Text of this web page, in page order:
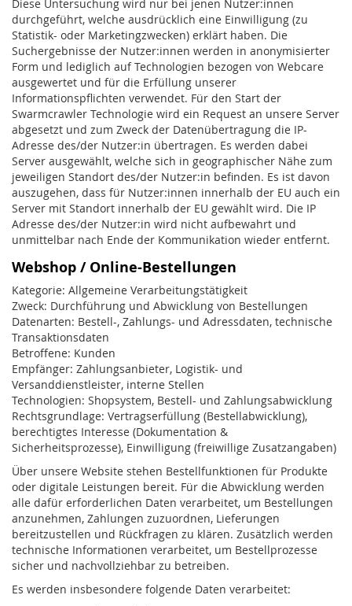
Diese Untersuchung wird nur bei jenen Nutzer:innen
durchgeführt, welche ausdrücklich eine Einwilligung (zu
Statistik- oder Marketingzwecken) erklärt haben. Die
Suchergebnisse der Nutzer:innen werden in anonymisierter
Form und lediglich auf Technologien bezogen von Webcare
ausgewertet und für die Erfüllung unserer
Informationspflichten verwendet. Für den Start der
Swarmcrawler Technologie wird ein Request an unsere Server
abgesetzt und zum Zweck der Datenübertragung die IP-
Adresse des/der Nutzer:in übertragen. Es werden dabei
Server ausgewählt, welche sich in geographischer Nähe zum
jeweiligen Standort des/der Nutzer:in befinden. Es ist davon
auszugehen, dass für Nutzer:innen innerhalb der EU auch ein
Server mit Standort innerhalb der EU gewählt wird. Die IP
Adresse des/der Nutzer:in wird nicht aufbewahrt und
unmittelbar nach Ende der Kommunikation wieder entfernt.
Webshop / Online-Bestellungen
Kategorie: Allgemeine Verarbeitungstätigkeit
Zweck: Durchführung und Abwicklung von Bestellungen
Datenarten: Bestell-, Zahlungs- und Adressdaten, technische
Transaktionsdaten
Betroffene: Kunden
Empfänger: Zahlungsanbieter, Logistik- und
Versanddienstleister, interne Stellen
Technologien: Shopsystem, Bestell- und Zahlungsabwicklung
Rechtsgrundlage: Vertragserfüllung (Bestellabwicklung),
berechtigtes Interesse (Dokumentation &
Sicherheitsprozesse), Einwilligung (freiwillige Zusatzangaben)
Über unsere Website stehen Bestellfunktionen für Produkte
oder digitale Leistungen bereit. Für die Abwicklung werden
alle dafür erforderlichen Daten verarbeitet, um Bestellungen
anzunehmen, Zahlungen zuzuordnen, Lieferungen
bereitzustellen und Rückfragen zu klären. Zusätzlich werden
technische Informationen verarbeitet, um Bestellprozesse
sicher und nachvollziehbar zu betreiben.
Es werden insbesondere folgende Daten verarbeitet: